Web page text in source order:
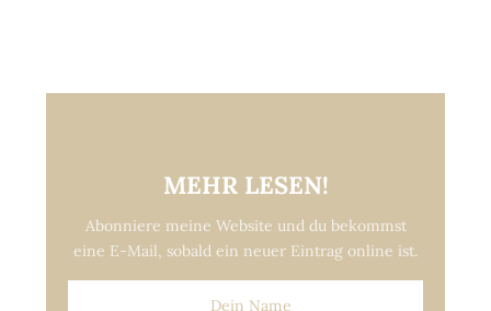
MEHR LESEN!
Abonniere meine Website und du bekommst
eine E-Mail, sobald ein neuer Eintrag online ist.